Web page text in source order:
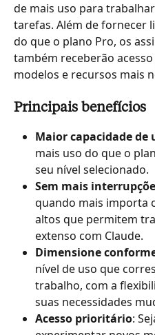
de mais uso para
tarefas. Além de fornecer
do que o plano Pro, os
também receberão
modelos e recursos mais
Principais benefícios
Maior capacidade de
mais uso do que o
seu nível selecionado.
Sem mais
quando mais importa
altos que permitem
extenso com Claude.
Dimensione
nível de uso que
trabalho, com a
suas necessidades
Acesso prioritário: